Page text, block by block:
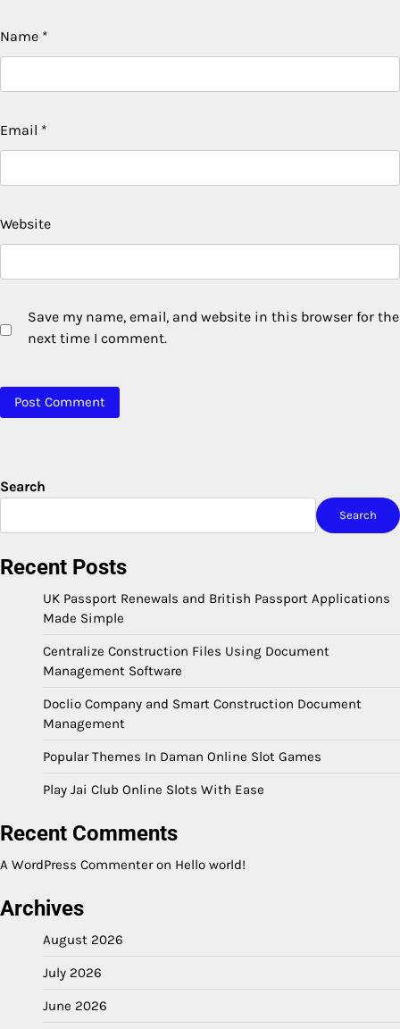
Name *
Email *
Website
Save my name, email, and website in this browser for the
next time I comment.
Search
Search
Recent Posts
UK Passport Renewals and British Passport Applications
Made Simple
Centralize Construction Files Using Document
Management Software
Doclio Company and Smart Construction Document
Management
Popular Themes In Daman Online Slot Games
Play Jai Club Online Slots With Ease
Recent Comments
A WordPress Commenteron Hello world!
Archives
August 2026
July 2026
June 2026